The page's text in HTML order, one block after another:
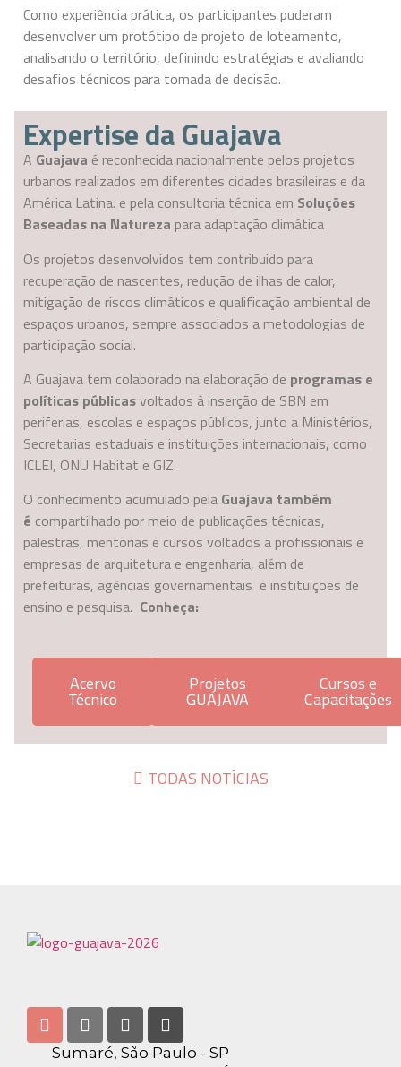
Como experiência prática, os participantes puderam
desenvolver um protótipo de projeto de loteamento,
analisando o território, definindo estratégias e avaliando
desafios técnicos para tomada de decisão.
Expertise da Guajava
A Guajava é reconhecida nacionalmente pelos projetos
urbanos realizados em diferentes cidades brasileiras e da
América Latina. e pela consultoria técnica em Soluções
Baseadas na Natureza para adaptação climática
Os projetos desenvolvidos tem contribuido para
recuperação de nascentes, redução de ilhas de calor,
mitigação de riscos climáticos e qualificação ambiental de
espaços urbanos, sempre associados a metodologias de
participação social.
A Guajava tem colaborado na elaboração de programas e
políticas públicasvoltados à inserção de SBN em
periferias, escolas e espaços públicos, junto a Ministérios,
Secretarias estaduais e instituições internacionais, como
ICLEI, ONU Habitat e GIZ.
O conhecimento acumulado pela Guajava também
é compartilhado por meio de publicações técnicas,
palestras, mentorias e cursos voltados a profissionais e
empresas de arquitetura e engenharia, além de
prefeituras, agências governamentais e instituições de
ensino e pesquisa. Conheça:
Acervo
Técnico
Projetos
GUAJAVA
Cursos e
Capacitações
TODAS NOTÍCIAS
Sumaré, São Paulo - SP